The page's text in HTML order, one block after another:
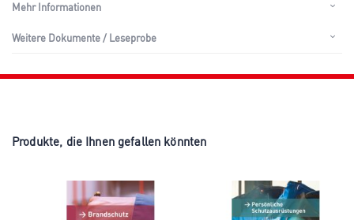
Mehr Informationen
Weitere Dokumente / Leseprobe
Produkte, die Ihnen gefallen könnten